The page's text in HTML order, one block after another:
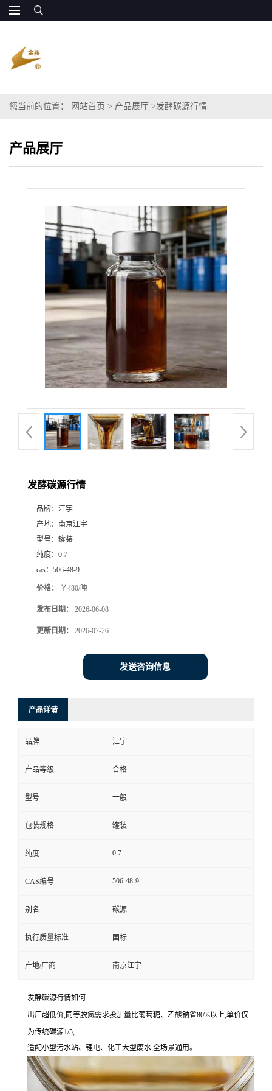
您当前的位置： 网站首页 > 产品展厅 >发酵碳源行情
产品展厅
发酵碳源行情
品牌： 江宇
产地： 南京江宇
型号： 罐装
纯度： 0.7
cas： 506-48-9
价格： ￥480/吨
发布日期： 2026-06-08
更新日期： 2026-07-26
发送咨询信息
产品详请
品牌 江宇
产品等级 合格
型号 一般
包装规格 罐装
纯度 0.7
CAS编号 506-48-9
别名 碳源
执行质量标准 国标
产地/厂商 南京江宇
发酵碳源行情如何
出厂超低价,同等脱氮需求投加量比葡萄糖、乙酸钠省80%以上,单价仅
为传统碳源1/5,
适配小型污水站、锂电、化工大型废水,全场景通用。